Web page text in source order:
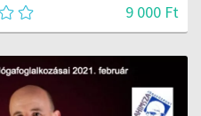
9 000 Ft